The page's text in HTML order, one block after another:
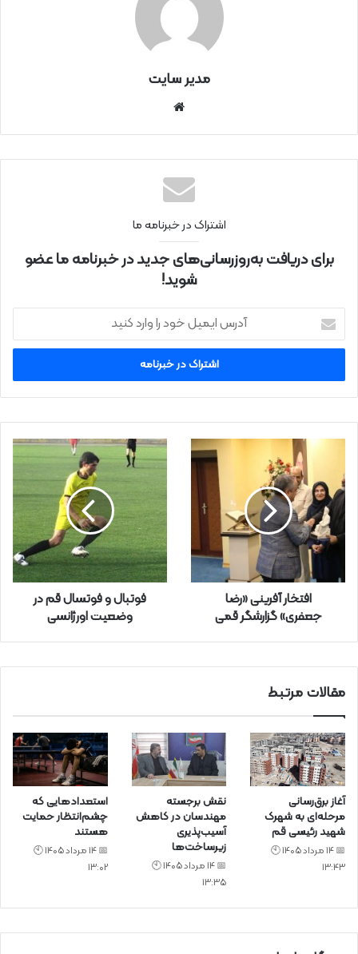
مدیر سایت
نتی
اشتراک در خبرنامه ما
برای دریافت به‌روزرسانی‌های جدید در خبرنامه ما عضو
شوید!
ر
ا
ی
و
د
ر
ا
ر
د
افتخار آفرینی «رضا
جعفری» گزارشگر قمی
فوتبال و فوتسال قم در
وضعیت اورژانسی
مقالات مرتبط
آغاز برق‌رسانی
مرحله‌ای به شهرک
شهید رئیسی قم
📅 14 مرداد 1405 🕙
13:43
نقش برجسته
مهندسان در کاهش
آسیب‌پذیری
زیرساخت‌ها
📅 14 مرداد 1405 🕙
13:35
استعدادهایی که
چشم‌انتظار حمایت
هستند
📅 14 مرداد 1405 🕙
13:02